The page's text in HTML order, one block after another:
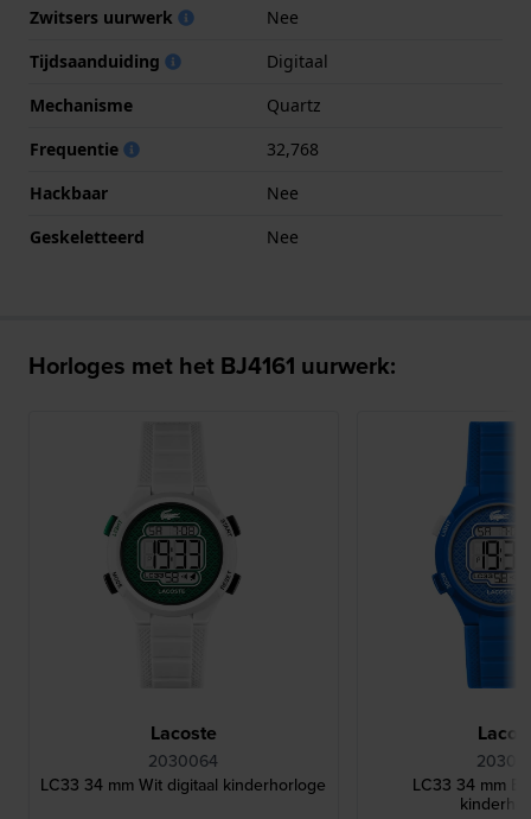
Zwitsers uurwerk
Nee
Tijdsaanduiding
Digitaal
Mechanisme
Quartz
Frequentie
32,768
Hackbaar
Nee
Geskeletteerd
Nee
Horloges met het BJ4161 uurwerk:
Lacoste
2030064
LC33 34 mm Wit digitaal kinderhorloge
LC33 34 mm